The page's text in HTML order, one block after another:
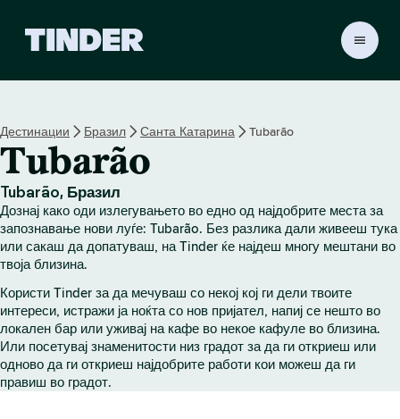
r
o
e
Дестинации Бразил Санта Катарина Tubarão
Tubarão
Tubarão, Бразил
Дознај како оди излегувањето во едно од најдобрите места за
запознавање нови луѓе: Tubarão. Без разлика дали живееш тука
или сакаш да допатуваш, на Tinder ќе најдеш многу мештани во
твоја близина.
Користи Tinder за да мечуваш со некој кој ги дели твоите
интереси, истражи ја ноќта со нов пријател, напиј се нешто во
локален бар или уживај на кафе во некое кафуле во близина.
Или посетувај знаменитости низ градот за да ги откриеш или
одново да ги откриеш најдобрите работи кои можеш да ги
правиш во градот.